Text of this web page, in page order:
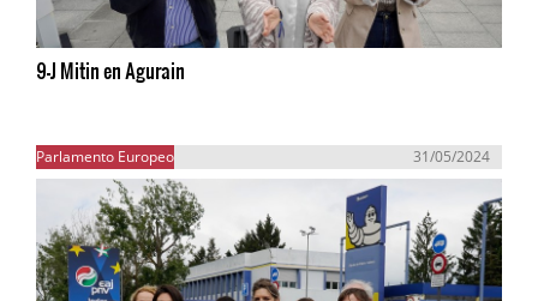
9-J Mitin en Agurain
Parlamento Europeo 31/05/2024